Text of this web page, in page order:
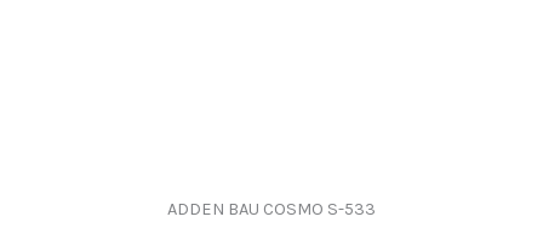
ADDEN BAU COSMO S-533